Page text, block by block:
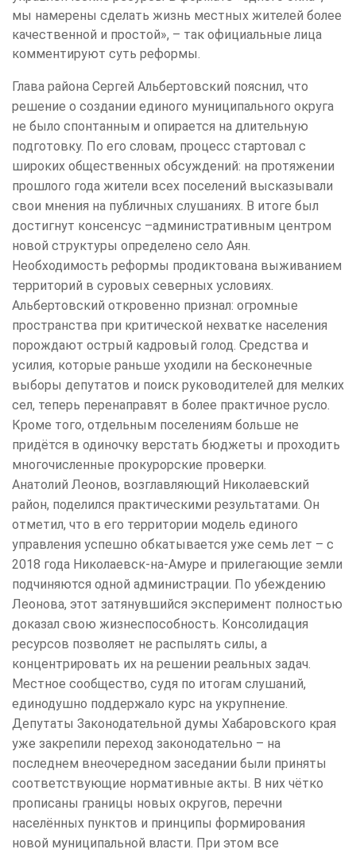
мы намерены сделать жизнь местных жителей более
качественной и простой», – так официальные лица
комментируют суть реформы.
Глава района Сергей Альбертовский пояснил, что
решение о создании единого муниципального округа
не было спонтанным и опирается на длительную
подготовку. По его словам, процесс стартовал с
широких общественных обсуждений: на протяжении
прошлого года жители всех поселений высказывали
свои мнения на публичных слушаниях. В итоге был
достигнут консенсус –административным центром
новой структуры определено село Аян.
Необходимость реформы продиктована выживанием
территорий в суровых северных условиях.
Альбертовский откровенно признал: огромные
пространства при критической нехватке населения
порождают острый кадровый голод. Средства и
усилия, которые раньше уходили на бесконечные
выборы депутатов и поиск руководителей для мелких
сел, теперь перенаправят в более практичное русло.
Кроме того, отдельным поселениям больше не
придётся в одиночку верстать бюджеты и проходить
многочисленные прокурорские проверки.
Анатолий Леонов, возглавляющий Николаевский
район, поделился практическими результатами. Он
отметил, что в его территории модель единого
управления успешно обкатывается уже семь лет – с
2018 года Николаевск-на-Амуре и прилегающие земли
подчиняются одной администрации. По убеждению
Леонова, этот затянувшийся эксперимент полностью
доказал свою жизнеспособность. Консолидация
ресурсов позволяет не распылять силы, а
концентрировать их на решении реальных задач.
Местное сообщество, судя по итогам слушаний,
единодушно поддержало курс на укрупнение.
Депутаты Законодательной думы Хабаровского края
уже закрепили переход законодательно – на
последнем внеочередном заседании были приняты
соответствующие нормативные акты. В них чётко
прописаны границы новых округов, перечни
населённых пунктов и принципы формирования
новой муниципальной власти. При этом все